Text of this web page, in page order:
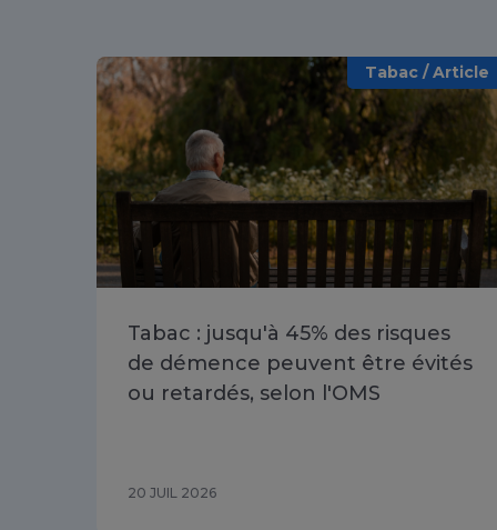
Tabac / Article
Tabac : jusqu'à 45% des risques
de démence peuvent être évités
ou retardés, selon l'OMS
20 JUIL 2026